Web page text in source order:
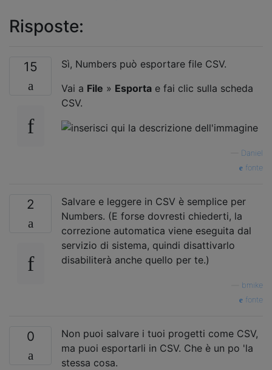
Risposte:
15
Sì, Numbers può esportare file CSV.
Vai a File » Esporta e fai clic sulla scheda
CSV.
Daniel
fonte
2
Salvare e leggere in CSV è semplice per
Numbers. (E forse dovresti chiederti, la
correzione automatica viene eseguita dal
servizio di sistema, quindi disattivarlo
disabiliterà anche quello per te.)
bmike
fonte
0
Non puoi salvare i tuoi progetti come CSV,
ma puoi esportarli in CSV. Che è un po 'la
stessa cosa.